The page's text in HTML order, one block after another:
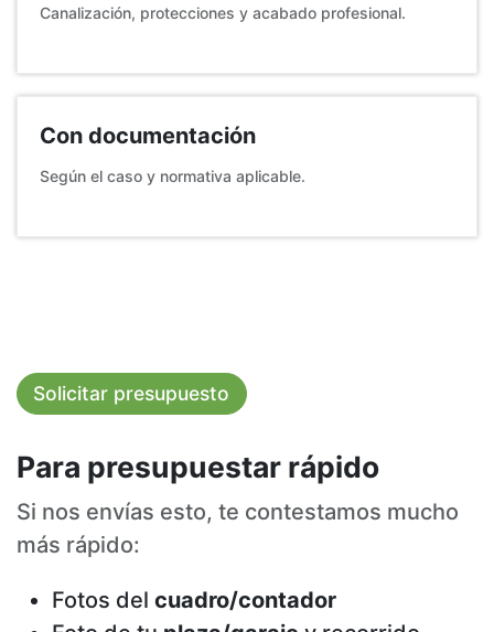
Canalización, protecciones y acabado profesional.
Con documentación
Según el caso y normativa aplicable.
Solicitar presupuesto
Para presupuestar rápido
Si nos envías esto, te contestamos mucho
más rápido:
Fotos del cuadro/contador